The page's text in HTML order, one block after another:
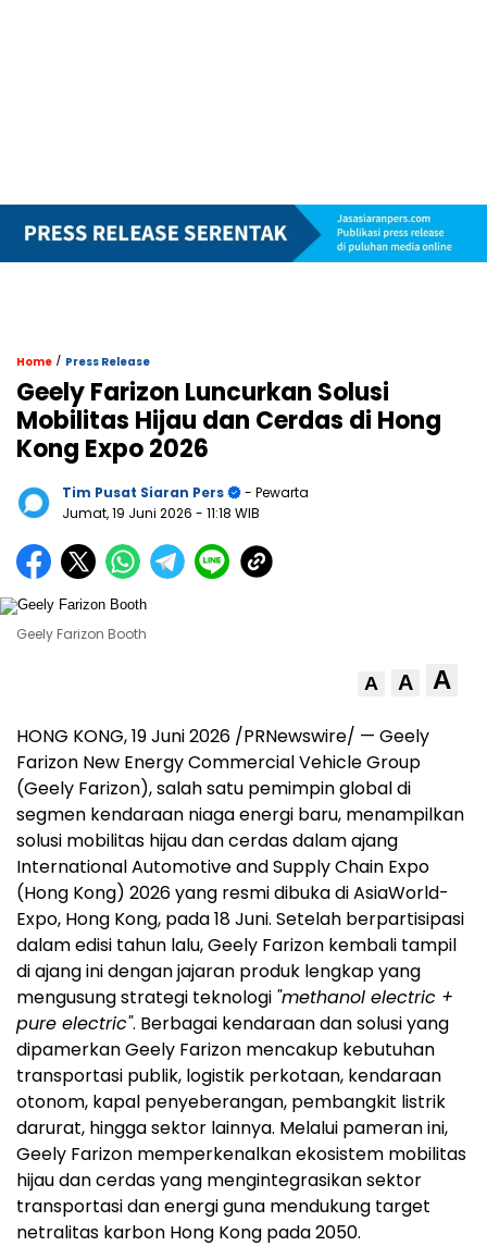
Home / Press Release
Geely Farizon Luncurkan Solusi
Mobilitas Hijau dan Cerdas di Hong
Kong Expo 2026
Tim Pusat Siaran Pers
- Pewarta
Jumat, 19 Juni 2026 - 11:18 WIB
Geely Farizon Booth
A A A
HONG KONG, 19 Juni 2026 /PRNewswire/ — Geely
Farizon New Energy Commercial Vehicle Group
(Geely Farizon), salah satu pemimpin global di
segmen kendaraan niaga energi baru, menampilkan
solusi mobilitas hijau dan cerdas dalam ajang
International Automotive and Supply Chain Expo
(Hong Kong) 2026 yang resmi dibuka di AsiaWorld-
Expo, Hong Kong, pada 18 Juni. Setelah berpartisipasi
dalam edisi tahun lalu, Geely Farizon kembali tampil
di ajang ini dengan jajaran produk lengkap yang
mengusung strategi teknologi "methanol electric +
pure electric". Berbagai kendaraan dan solusi yang
dipamerkan Geely Farizon mencakup kebutuhan
transportasi publik, logistik perkotaan, kendaraan
otonom, kapal penyeberangan, pembangkit listrik
darurat, hingga sektor lainnya. Melalui pameran ini,
Geely Farizon memperkenalkan ekosistem mobilitas
hijau dan cerdas yang mengintegrasikan sektor
transportasi dan energi guna mendukung target
netralitas karbon Hong Kong pada 2050.